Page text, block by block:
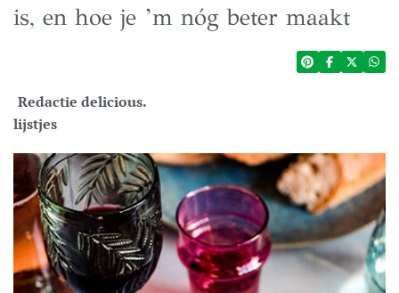
is, en hoe je ’m nóg beter maakt
Redactie delicious.
lijstjes